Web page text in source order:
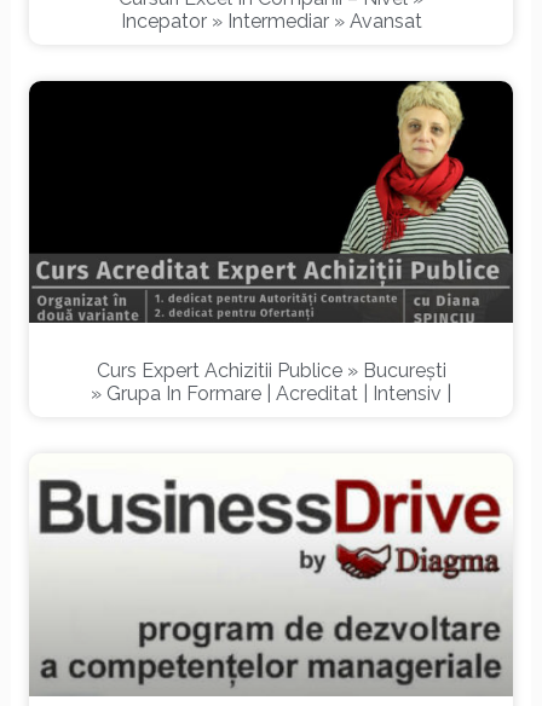
Incepator » Intermediar » Avansat
Curs Expert Achizitii Publice » București
» Grupa In Formare | Acreditat | Intensiv |